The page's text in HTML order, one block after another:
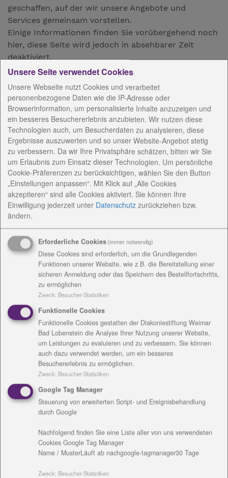
geschaffen, auf der wir unsere Angebote und
Services gemeinsam vorstellen.
Einige Informationen finden Sie vorübergehend noch
hier, diese Seite wird jedoch in absehbarer Zeit
deaktiviert.
Wir laden Sie herzlich ein, unsere neue Website zu
besuchen und dort alle aktuellen Inhalte zu
entdecken. Wir freuen uns, Sie auf www.diakonie-
th.de begrüßen zu dürfen!
Zur Webseite der Diakoniestiftung
Thüringen
Wir suchen Sie.
Aktuelle
Stellenangebote
Unsere Seite verwendet Cookies
Unsere Webseite nutzt Cookies und verarbeitet
personenbezogene Daten wie die IP-Adresse oder
Browserinformation, um personalisierte Inhalte anzuzeigen und
ein besseres Besuchererlebnis anzubieten. Wir nutzen diese
Technologien auch, um Besucherdaten zu analysieren, diese
Ergebnisse auszuwerten und so unser Website-Angebot stetig
zu verbessern. Da wir Ihre Privatsphäre schätzen, bitten wir Sie
um Erlaubnis zum Einsatz dieser Technologien. Um persönliche
Cookie-Präferenzen zu berücksichtigen, wählen Sie den Button
„Einstellungen anpassen“. Mit Klick auf „Alle Cookies
akzeptieren“ sind alle Cookies aktiviert. Sie können Ihre
Einwilligung jederzeit unter Datenschutz zurückziehen bzw.
ändern.
Erforderliche Cookies(immer notwendig)
Diese Cookies sind erforderlich, um die Grundlegenden
Funktionen unserer Website, wie z.B. die Bereitstellung einer
sicheren Anmeldung oder das Speichern des Bestellfortschritts,
zu ermöglichen
Zweck: Besucher-Statistiken
Funktionelle Cookies
Funktionelle Cookies gestatten der Diakoniestiftung Weimar
Bad Lobenstein die Analyse Ihrer Nutzung unserer Website,
um Leistungen zu evaluieren und zu verbessern. Sie können
auch dazu verwendet werden, um ein besseres
Besuchererlebnis zu ermöglichen.
Zweck: Besucher-Statistiken
Google Tag Manager
Steuerung von erweiterten Script- und Ereignisbehandlung
durch Google
Nachfolgend finden Sie eine Liste aller von uns verwendeten
Cookies Google Tag Manager
Name / MusterLäuft ab nachgoogle-tagmanager30 Tage
Zweck: Besucher-Statistiken